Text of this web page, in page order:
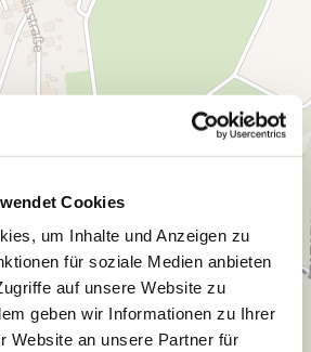
Cookies
um Inhalte und Anzeigen zu
für soziale Medien anbieten
auf unsere Website zu
geben wir Informationen zu Ihrer
Website an unsere Partner für